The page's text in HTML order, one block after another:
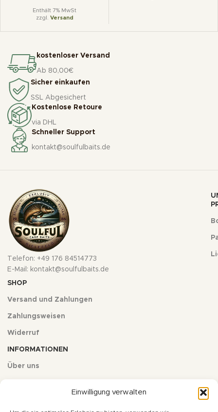
Einwilligung verwalten
Enthält 7% MwSt
zzgl. Versand
kostenloser Versand
Ab 80,00€
Sicher einkaufen
SSL Abgesichert
Kostenlose Retoure
via DHL
Schneller Support
kontakt@soulfulbaits.de
Telefon: +49 176 84514773
E-Mail: kontakt@soulfulbaits.de
SHOP
Versand und Zahlungen
Zahlungsweisen
Widerruf
INFORMATIONEN
Über uns